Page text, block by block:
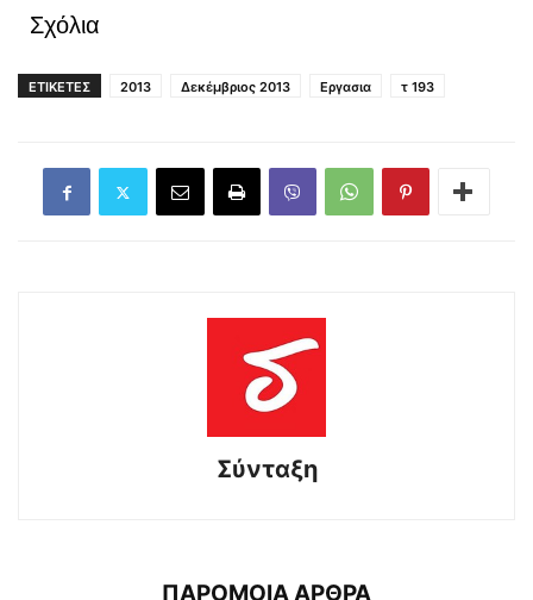
Σχόλια
ΕΤΙΚΕΤΕΣ 2013 Δεκέμβριος 2013 Εργασια τ 193
Σύνταξη
ΠΑΡΟΜΟΙΑ ΑΡΘΡΑ